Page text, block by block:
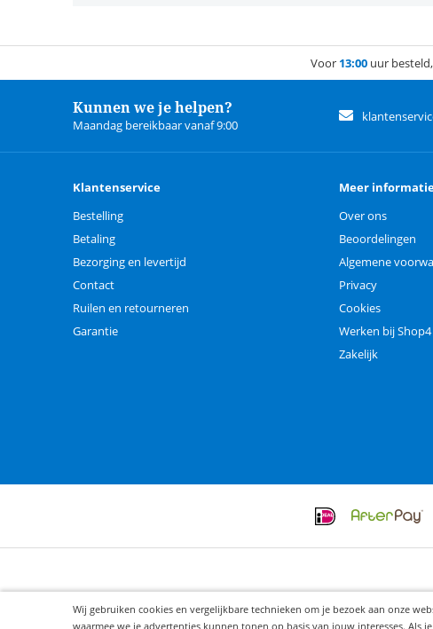
Voor 13:00uur besteld,
Kunnen we je helpen?
Maandag bereikbaar vanaf 9:00
Klantenservice
Bestelling
Betaling
Bezorging en levertijd
Contact
Ruilen en retourneren
Garantie
Meer
Over ons
Beoordelingen
Algemene
Privacy
Cookies
Werken bij Shop4
Zakelijk
Wij gebruiken cookies en vergelijkbare technieken om je bezoek aan onze
waarmee we je advertenties kunnen tonen op basis van jouw interesses.